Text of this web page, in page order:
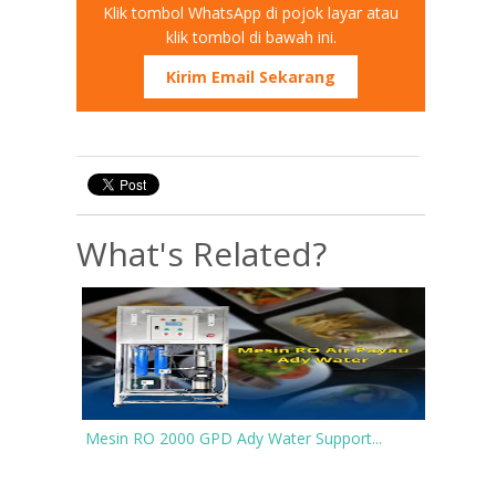
Klik tombol WhatsApp di pojok layar atau
klik tombol di bawah ini.
Kirim Email Sekarang
What's Related?
Mesin RO 2000 GPD Ady Water Support...